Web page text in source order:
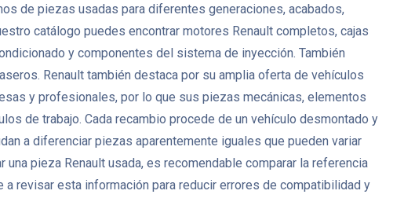
de piezas usadas para diferentes generaciones, acabados,
catálogo puedes encontrar motores Renault completos, cajas
y componentes del sistema de inyección. También
Renault también destaca por su amplia oferta de vehículos
y profesionales, por lo que sus piezas mecánicas, elementos
de trabajo. Cada recambio procede de un vehículo desmontado y
a diferenciar piezas aparentemente iguales que pueden variar
pieza Renault usada, es recomendable comparar la referencia
revisar esta información para reducir errores de compatibilidad y